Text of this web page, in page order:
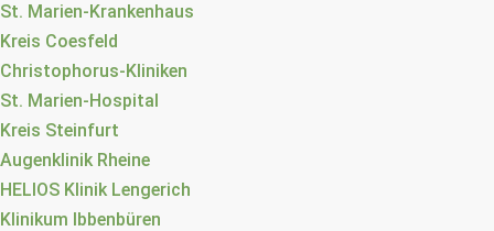
St. Marien-Krankenhaus
Kreis Coesfeld
Christophorus-Kliniken
St. Marien-Hospital
Kreis Steinfurt
Augenklinik Rheine
HELIOS Klinik Lengerich
Klinikum Ibbenbüren